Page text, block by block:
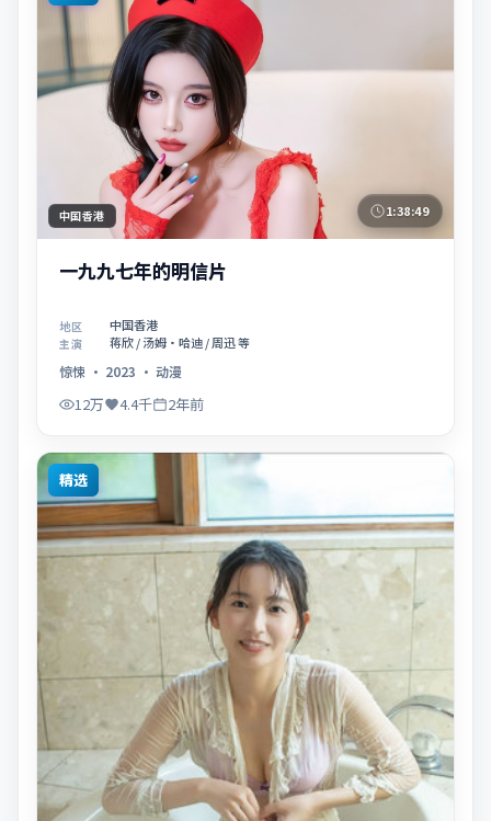
中国香港 1:38:49
一九九七年的明信片
地区 中国香港
主演 蒋欣 / 汤姆·哈迪 / 周迅 等
惊悚 · 2023 · 动漫
12万 4.4千 2年前
精选